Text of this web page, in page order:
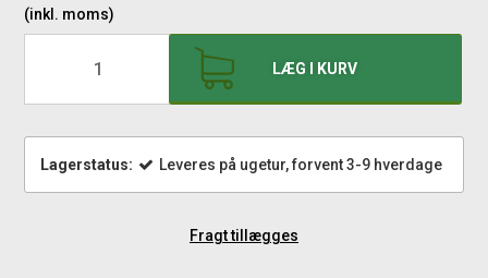
(inkl. moms)
LÆG I KURV
Lagerstatus: Leveres på ugetur, forvent 3-9 hverdage
Fragt tillægges